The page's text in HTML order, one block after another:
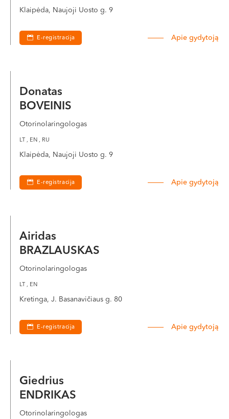
Klaipėda, Naujoji Uosto g. 9
E-registracija Apie gydytoją
Donatas
BOVEINIS
Otorinolaringologas
LT , EN , RU
Klaipėda, Naujoji Uosto g. 9
E-registracija Apie gydytoją
Airidas
BRAZLAUSKAS
Otorinolaringologas
LT , EN
Kretinga, J. Basanavičiaus g. 80
E-registracija Apie gydytoją
Giedrius
ENDRIKAS
Otorinolaringologas